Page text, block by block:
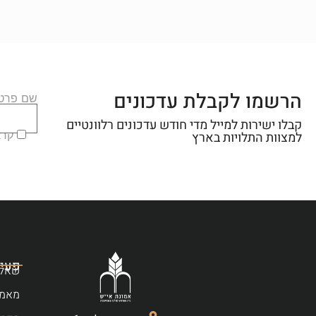
הרשמו לקבלת עדכונים
קבלו ישירות למייל מדי חודש עדכונים רלוונטיים
למצוות התלויות בארץ
שם